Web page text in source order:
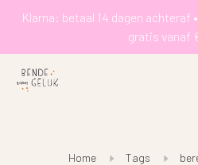
Klarna: betaal 14 dagen achteraf
gratis vanaf
Home Tags